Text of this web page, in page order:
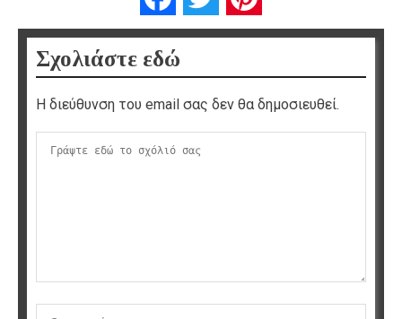
Σχολιάστε εδώ
Η διεύθυνση του email σας δεν θα δημοσιευθεί.